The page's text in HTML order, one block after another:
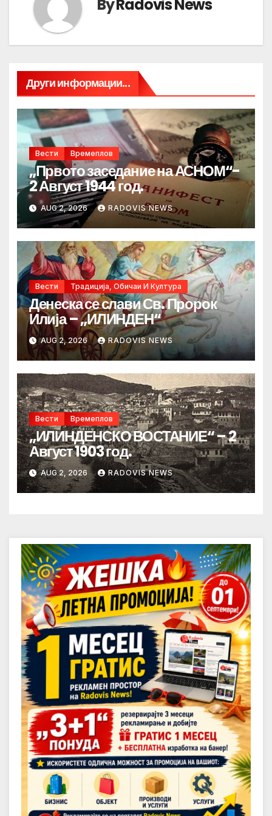
ByRadovis News
Други информации...
Вести Времеплов
„Првото заседание на АСНОМ“-
2 Август 1944 год.
AUG 2, 2026 RADOVIS NEWS
Вести Традиција, Обичаи И Култура
Денеска се слави Св. Пророк
Илија – „ИЛИНДЕН“
AUG 2, 2026 RADOVIS NEWS
Вести Времеплов
„ИЛИНДЕНСКО ВОСТАНИЕ“ – 2
Август 1903 год.
AUG 2, 2026 RADOVIS NEWS